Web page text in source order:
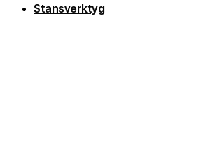
Stansverktyg